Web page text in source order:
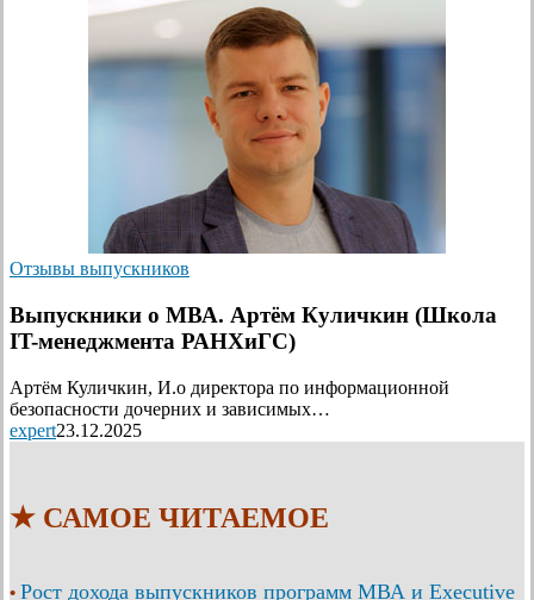
Отзывы выпускников
Выпускники о МВА. Артём Куличкин (Школа
IT-менеджмента РАНХиГС)
Артём Куличкин, И.о директора по информационной
безопасности дочерних и зависимых…
expert23.12.2025
★ САМОЕ ЧИТАЕМОЕ
• Рост дохода выпускников программ МВА и Executive